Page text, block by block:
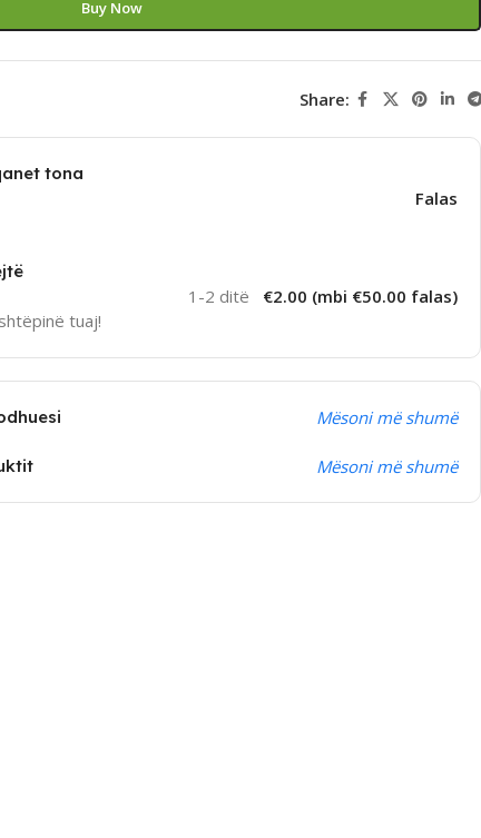
Buy Now
Share:
tona
Falas
tuaj!
1-2 ditë €2.00 (mbi €50.00 falas)
Mësoni më shumë
Mësoni më shumë